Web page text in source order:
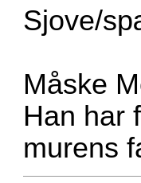
Sjove/
Måske
Han har
murens